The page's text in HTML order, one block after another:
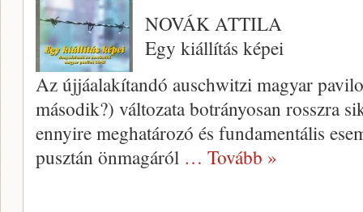
NOVÁK ATTILA
Egy kiállítás képei
Az újjáalakítandó auschwitzi magyar
második?) változata botrányosan rossz­ra
ennyire meghatározó és fundamentális
pusz­tán önmagáról … Tovább »